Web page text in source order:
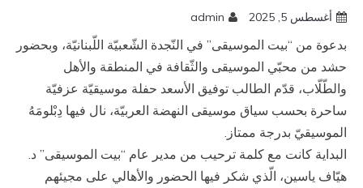
أغسطس 5, 2025 admin
بدعوة من “بيت الموسيقى” في النّجدة الشّعبيّة اللّبنانيّة، وبحضور
حشد من محبّي الموسيقى والثّقافة في المنطقة والأهل
والطّلّاب، قدّم الطالب توفيق الأسعد حفلة موسيقيّة عزفيّة
ساحرة بحسب سياق موسيقى النهضة العربيّة، نال فيها دِبْلومَهُ
الموسيقيّ بدرجة ممتاز.
البداية كانت مع كلمة ترحيب من مدير عام “بيت الموسيقى” د.
هيّاف ياسين، الّذي شكر فيها الحضور والأهالي على مجيئهم